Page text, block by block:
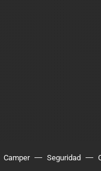
Camper Seguridad